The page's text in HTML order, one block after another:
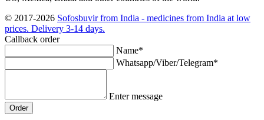
© 2017-2026 Sofosbuvir from India - medicines from India at low
prices. Delivery 3-14 days.
Callback order
Name*
Whatsapp/Viber/Telegram*
Enter message